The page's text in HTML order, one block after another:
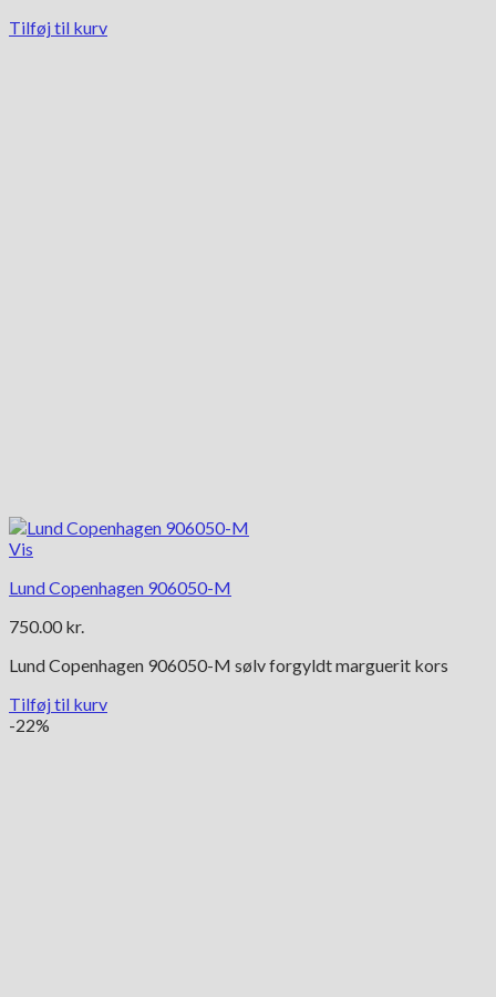
Tilføj til kurv
Vis
Lund Copenhagen 906050-M
750.00 kr.
Lund Copenhagen 906050-M sølv forgyldt marguerit kors
Tilføj til kurv
-22%